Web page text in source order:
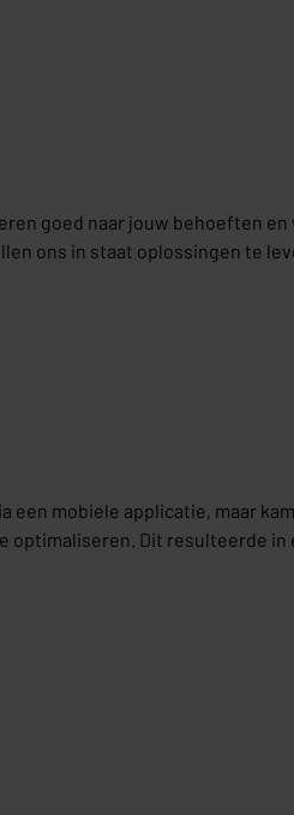
goed naar jouw behoeften
ons in staat oplossingen te
mobiele applicatie, maar
optimaliseren. Dit resulteerde